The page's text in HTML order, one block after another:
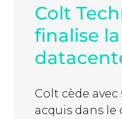
Colt
finalise
Colt cède
acquis dans le